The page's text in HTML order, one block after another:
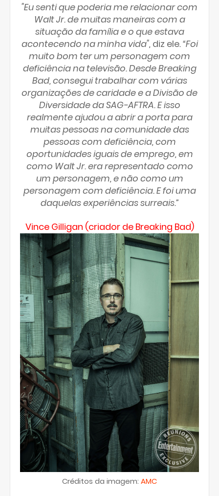
"Eu senti que poderia me relacionar com
Walt Jr. de muitas maneiras com a
situação da família e o que estava
acontecendo na minha vida",diz ele. “Foi
muito bom ter um personagem com
deficiência na televisão. Desde Breaking
Bad, consegui trabalhar com várias
organizações de caridade e a Divisão de
Diversidade da SAG-AFTRA. E isso
realmente ajudou a abrir a porta para
muitas pessoas na comunidade das
pessoas com deficiência, com
oportunidades iguais de emprego, em
como Walt Jr. era representado como
um personagem, e não como um
personagem com deficiência. E foi uma
daquelas experiências surreais.”
Vince Gilligan (criador de Breaking Bad)
Créditos da imagem: AMC